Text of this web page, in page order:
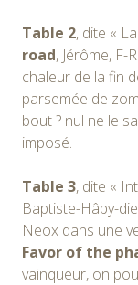
Table 2, dite «
road, Jérôme,
chaleur de la fin
parsemée de
bout ? nul ne le
imposé.
Table 3, dite «
Baptiste-Hâpy-
Neox dans une
Favor of the
vainqueur, on